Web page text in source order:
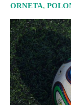
ORNETA,